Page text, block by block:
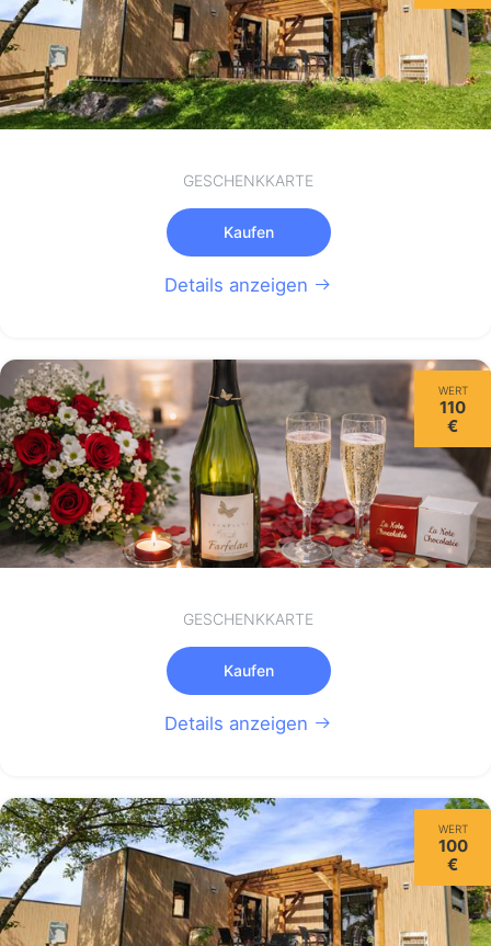
GESCHENKKARTE
Kaufen
Details anzeigen
WERT
110
€
GESCHENKKARTE
Kaufen
Details anzeigen
WERT
100
€